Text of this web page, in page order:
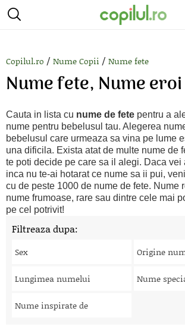
Copilul.ro / Nume Copii / Nume fete
Nume fete, Nume eroi
Cauta in lista cu nume de fete pentru a
nume pentru bebelusul tau. Alegerea
bebelusul care urmeaza sa vina pe lume
una dificila. Exista atat de multe nume de
te poti decide pe care sa il alegi. Daca vei
inca nu te-ai hotarat ce nume sa ii pui,
cu de peste 1000 de nume de fete. Nume
nume frumoase, rare sau dintre cele mai
pe cel potrivit!
Filtreaza dupa:
Sex Origine
Lungimea numelui Nume
Nume inspirate de